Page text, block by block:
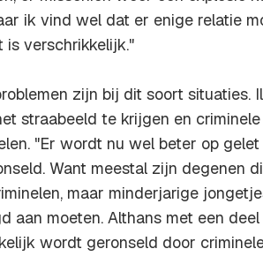
ik vind wel dat er enige relatie
is verschrikkelijk."
zijn bij dit soort situaties.
straabeeld te krijgen en
"Er wordt nu wel beter op
Want meestal zijn degenen
maar minderjarige
aan moeten. Althans met een
wordt geronseld door